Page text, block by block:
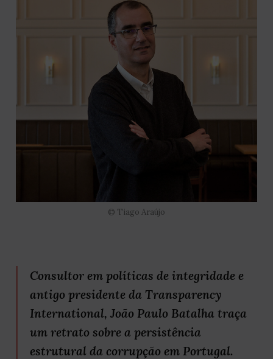
© Tiago Araújo
Consultor em políticas de integridade e
antigo presidente da Transparency
International, João Paulo Batalha traça
um retrato sobre a persistência
estrutural da corrupção em Portugal.